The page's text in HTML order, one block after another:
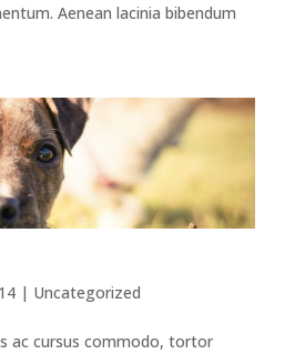
Aenean lacinia bibendum
| Uncategorized
ac cursus commodo, tortor